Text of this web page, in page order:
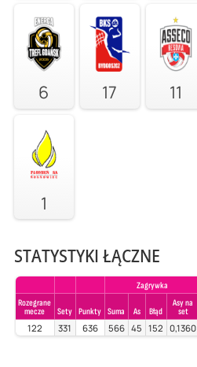
6 17 11
1
STATYSTYKI ŁĄCZNE
Zagrywka
Rozegrane
mecze
Sety Punkty Suma As Błąd
Asy na
set
122 331 636 566 45 152 0,1360